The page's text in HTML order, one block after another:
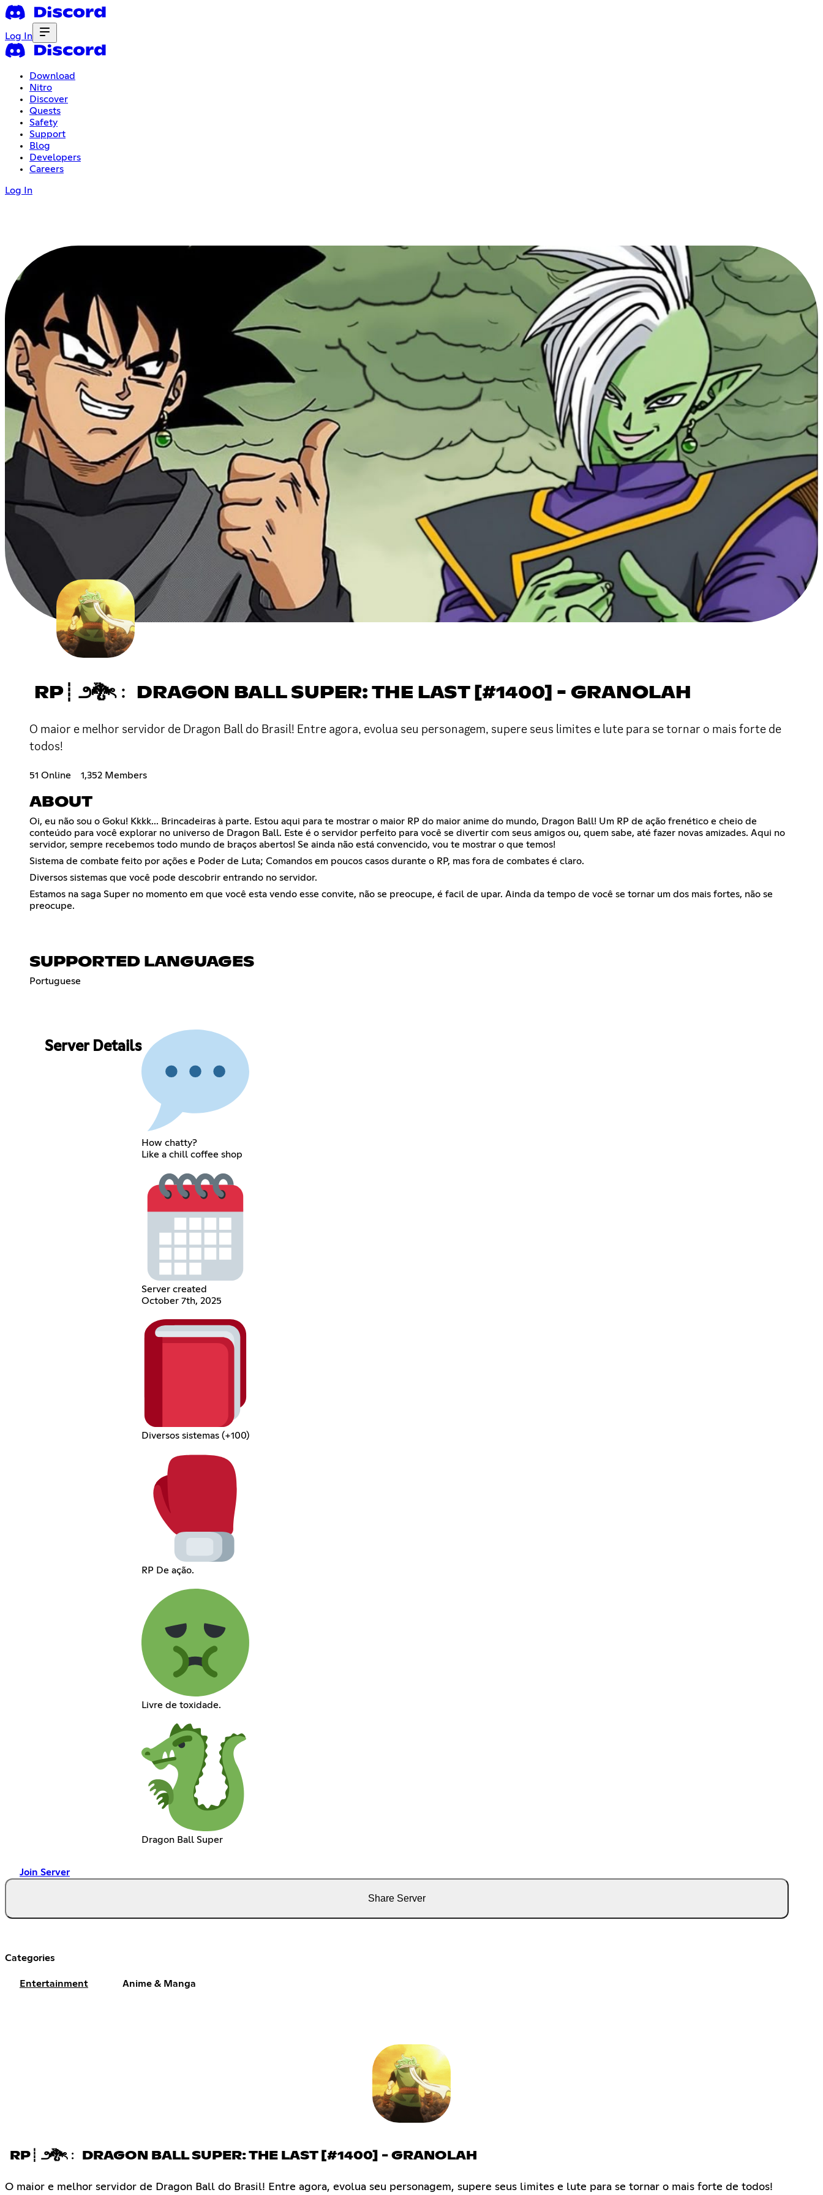
Log In
Download
Nitro
Discover
Quests
Safety
Support
Blog
Developers
Careers
Log In
RP┊ ౨🐉ৎ﹕ DRAGON BALL SUPER: THE LAST [#1400] - GRANOLAH
O maior e melhor servidor de Dragon Ball do Brasil! Entre agora, evolua seu personagem, supere seus limites e lute para se tornar o mais forte de
todos!
51 Online 1,352 Members
ABOUT
Oi, eu não sou o Goku! Kkkk... Brincadeiras à parte. Estou aqui para te mostrar o maior RP do maior anime do mundo, Dragon Ball! Um RP de ação frenético e cheio de
conteúdo para você explorar no universo de Dragon Ball. Este é o servidor perfeito para você se divertir com seus amigos ou, quem sabe, até fazer novas amizades. Aqui no
servidor, sempre recebemos todo mundo de braços abertos! Se ainda não está convencido, vou te mostrar o que temos!
Sistema de combate feito por ações e Poder de Luta; Comandos em poucos casos durante o RP, mas fora de combates é claro.
Diversos sistemas que você pode descobrir entrando no servidor.
Estamos na saga Super no momento em que você esta vendo esse convite, não se preocupe, é facil de upar. Ainda da tempo de você se tornar um dos mais fortes, não se
preocupe.
SUPPORTED LANGUAGES
Portuguese
Server Details
How chatty?
Like a chill coffee shop
Server created
October 7th, 2025
Diversos sistemas (+100)
RP De ação.
Livre de toxidade.
Dragon Ball Super
Join Server
Share Server
Categories
Entertainment Anime & Manga
RP┊ ౨🐉ৎ﹕ DRAGON BALL SUPER: THE LAST [#1400] - GRANOLAH
O maior e melhor servidor de Dragon Ball do Brasil! Entre agora, evolua seu personagem, supere seus limites e lute para se tornar o mais forte de todos!